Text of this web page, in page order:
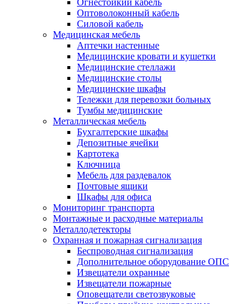
Огнестойкий кабель
Оптоволоконный кабель
Силовой кабель
Медицинская мебель
Аптечки настенные
Медицинские кровати и кушетки
Медицинские стеллажи
Медицинские столы
Медицинские шкафы
Тележки для перевозки больных
Тумбы медицинские
Металлическая мебель
Бухгалтерские шкафы
Депозитные ячейки
Картотека
Ключница
Мебель для раздевалок
Почтовые ящики
Шкафы для офиса
Мониторинг транспорта
Монтажные и расходные материалы
Металлодетекторы
Охранная и пожарная сигнализация
Беспроводная сигнализация
Дополнительное оборудование ОПС
Извещатели охранные
Извещатели пожарные
Оповещатели светозвуковые